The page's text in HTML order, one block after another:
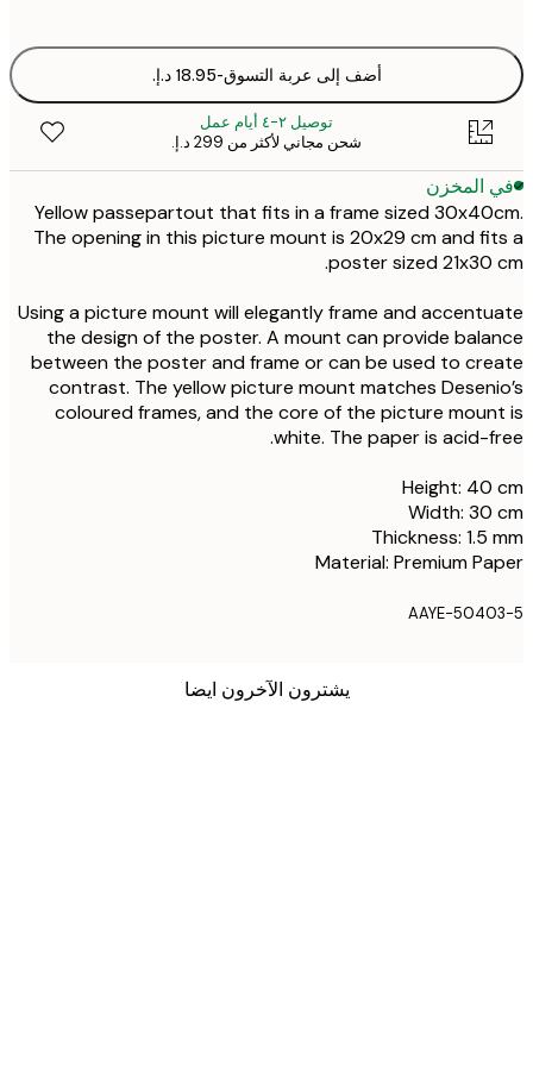
أضف إلى عربة التسوق-
‏18.95 د.إ.‏
توصيل ٢-٤ أيام عمل
شحن مجاني لأكثر من ‏299 د.إ.‏
المخزن
Yellow passepartout that fits in a frame sized
The opening in this picture mount is 20x29 cm and
poster sized 21x30
Using a picture mount will elegantly frame and
the design of the poster. A mount can provide
between the poster and frame or can be used to
contrast. The yellow picture mount matches
coloured frames, and the core of the picture
white. The paper is acid-
Height:
Width:
Thickness: 1.5
Material: Premium
AAYE-
يشترون الآخرون ايضا